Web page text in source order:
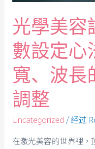
光學美容
數設定心
寬、波長
調整
Uncategorized / 经过
在激光美容的世界裡，